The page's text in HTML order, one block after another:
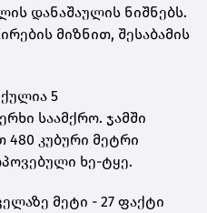
დანაშაულის ნიშნებს.
მიზნით, შესაბამის
5
საამქრო. ჯამში
კუბური მეტრი
ხე-ტყე.
მეტი - 27 ფაქტი